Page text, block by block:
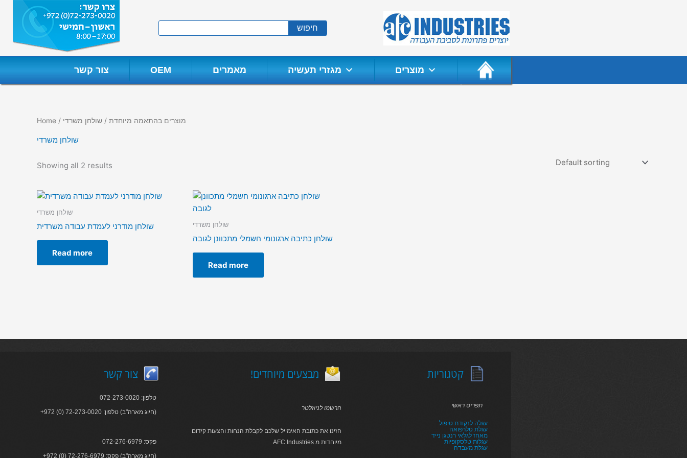
content
חיפוש
צור קשר OEM מאמרים מגזרי תעשיה מוצרים
Home / מוצרים בהתאמה מיוחדת / שולחן משרדי
שולחן משרדי
Showing all 2 results
שולחן משרדי
שולחן מודרני לעמדת עבודה משרדית
Read more
שולחן משרדי
שולחן כתיבה ארגונומי חשמלי מתכוונן לגובה
Read more
צור קשר
טלפון: 072-273-0020
+972 (0) 72-273-0020 :חיוג מארה"ב) טלפון)
פקס: 072-276-6979
+972 (0) 72-276-6979 :חיוג מארה"ב) פקס)
!מבצעים מיוחדים
הרשמו לניוזלטר
הזינו את כתובת האימייל שלכם לקבלת הנחות והצעות קידום
AFC Industries מיוחדות מ
קטגוריות
תפריט ראשי
עגלה לנקודת טיפול
עגלת טלרפואה
מאחז לגלאי רנטגן נייד
עגלות טלסקופיות
עגלת מעבדה